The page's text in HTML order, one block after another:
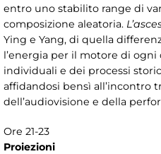
entro uno stabilito range di
composizione aleatoria.
Ying e Yang, di quella
l’energia per il motore di ogni
individuali e dei processi
affidandosi bensì all’incontro
dell’audiovisione e della
Ore 21-23
Proiezioni